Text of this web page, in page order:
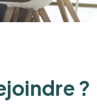
?